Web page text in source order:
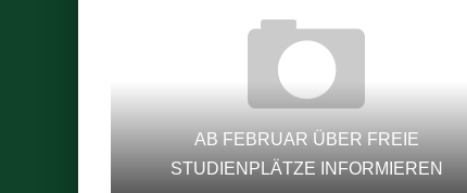
AB FEBRUAR ÜBER FREIE
STUDIENPLÄTZE INFORMIEREN